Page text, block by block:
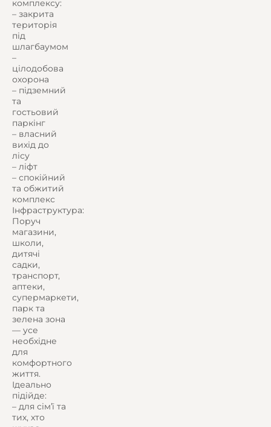
комплексу:
– закрита
територія
під
шлагбаумом
–
цілодобова
охорона
– підземний
та
гостьовий
паркінг
– власний
вихід до
лісу
– ліфт
– спокійний
та обжитий
комплекс
Інфраструктура:
Поруч
магазини,
школи,
дитячі
садки,
транспорт,
аптеки,
супермаркети,
парк та
зелена зона
— усе
необхідне
для
комфортного
життя.
Ідеально
підійде:
– для сімʼї та
тих, хто